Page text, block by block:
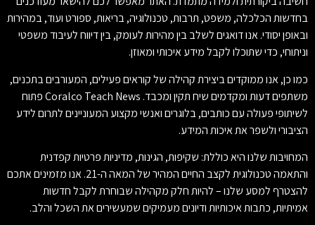
בחדשות הכלכלה, משפט, תרבות, טכנולוגיה, בריאות, ספורט ועוד, במהירות
ובאופן יסודי. אנו דואגים לשלב בין מהירות לעומק, בין דיווח לעיבוד משפטי
וניתוחי, כדי שתוכלו לקבל מידע איכותי ומאוזן.
כמו כן, אנו ממוקדים ביצירת קהילה של קוראים פעילים, המעורבים בתכנים,
משתפים דעות ומקדמים שיח תקין ומכבד. Coralco Teach News פתוח
לשיתופי פעולה עם כותבים, בלוגרים ואנשי מקצוע המעוניינים לתרום לידע
הציבורי ולשפר את איכות המידע.
המחויבות שלנו היא כוללת: שקיפות, הגינות, מדיניות פרטיות קפדנית
והתאמה טכנולוגית לקצב החיים המהיר של המאה ה-21. אנו מזמינים אתכם
להצטרף למסע שלנו – להיות חלק מקהילה שבוחרת לקבל חדשות
אמיתיות, כתבות איכותיות ודיונים מעמיקים שמעשירים את השכל והלב.